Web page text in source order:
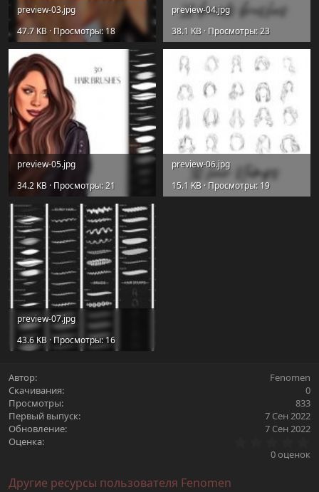
preview-03.jpg
47.7 KB · Просмотры: 18
preview-04.jpg
38.1 KB · Просмотры: 23
preview-05.jpg
34.2 KB · Просмотры: 21
preview-06.jpg
15.1 KB · Просмотры: 19
preview-07.jpg
43.6 KB · Просмотры: 16
Автор
Fenomen
Скачивания
0
Просмотры
833
Первый выпуск
7 Сен 2022
Обновление
7 Сен 2022
Оценка
0
0 оценок
Другие ресурсы пользователя Fenomen